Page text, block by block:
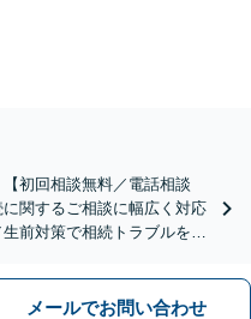
初回相談無料／電話相談
関するご相談に幅広く対応
前対策で相続トラブルを回
メールでお問い合わせ